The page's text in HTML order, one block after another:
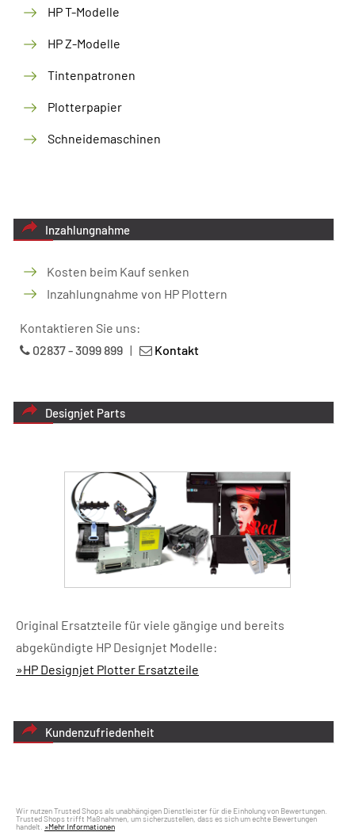
HP T-Modelle
HP Z-Modelle
Tintenpatronen
Plotterpapier
Schneidemaschinen
Inzahlungnahme
Kosten beim Kauf senken
Inzahlungnahme von HP Plottern
Kontaktieren Sie uns:
02837 - 3099 899 | Kontakt
Designjet Parts
Original Ersatzteile für viele gängige und bereits
abgekündigte HP Designjet Modelle:
»HP Designjet Plotter Ersatzteile
Kundenzufriedenheit
Wir nutzen Trusted Shops als unabhängigen Dienstleister für die Einholung von Bewertungen.
Trusted Shops trifft Maßnahmen, um sicherzustellen, dass es sich um echte Bewertungen
handelt. »Mehr Informationen